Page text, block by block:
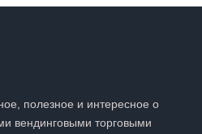
полезное и интересное о
вендинговыми торговыми